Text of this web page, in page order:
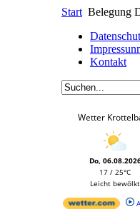
Start Belegung
Kontakt
Wetter
Do,
17 / 25°C
Leicht bewölkt